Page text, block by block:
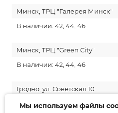
Минск, ТРЦ "Галерея Минск"
В наличии: 42, 44, 46
Минск, ТРЦ "Green City"
В наличии: 42, 44, 46
Гродно, ул. Советская 10
Нет в наличии
Мы используем файлы